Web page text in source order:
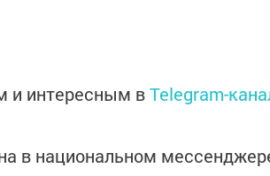
и интересным вTelegram-
в национальном